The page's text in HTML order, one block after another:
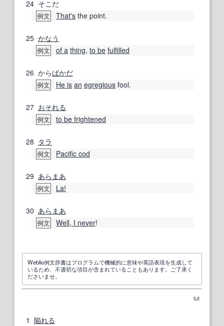
24 そこだ
例文 That's the point.
25 かなう
例文 of a thing, to be fulfilled
26 からばかだ
例文 He is an egregious fool.
27 おそれる
例文 to be frightened
28 タラ
例文 Pacific cod
29 あらまあ
例文 La!
30 あらまあ
例文 Well, I never!
Weblio例文辞書はプログラムで機械的に意味や英語表現を生成して
いるため、不適切な項目が含まれていることもあります。ご了承く
ださいませ。
tut
1 陥れる